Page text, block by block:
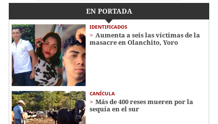
EN PORTADA
IDENTIFICADOS
Aumenta a seis las víctimas de la
masacre en Olanchito, Yoro
CANÍCULA
Más de 400 reses mueren por la
sequía en el sur